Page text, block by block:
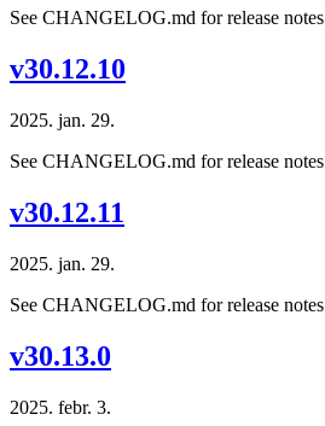
See CHANGELOG.md for release notes
v30.12.10
2025. jan. 29.
See CHANGELOG.md for release notes
v30.12.11
2025. jan. 29.
See CHANGELOG.md for release notes
v30.13.0
2025. febr. 3.